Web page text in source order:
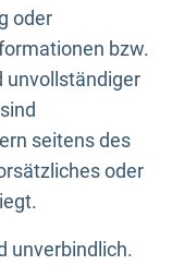
oder
bzw.
unvollständiger
seitens des
oder
unverbindlich.